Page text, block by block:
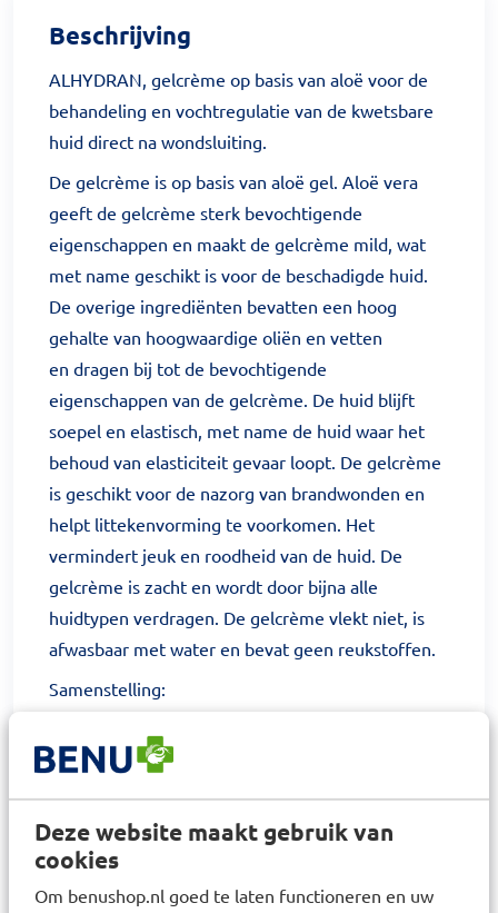
Deze website maakt gebruik van
cookies
Om benushop.nl goed te laten functioneren en uw
Beschrijving
ALHYDRAN, gelcrème op basis van aloë voor de
behandeling en vochtregulatie van de kwetsbare
huid direct na wondsluiting.
De gelcrème is op basis van aloë gel. Aloë vera
geeft de gelcrème sterk bevochtigende
eigenschappen en maakt de gelcrème mild, wat
met name geschikt is voor de beschadigde huid.
De overige ingrediënten bevatten een hoog
gehalte van hoogwaardige oliën en vetten
en dragen bij tot de bevochtigende
eigenschappen van de gelcrème. De huid blijft
soepel en elastisch, met name de huid waar het
behoud van elasticiteit gevaar loopt. De gelcrème
is geschikt voor de nazorg van brandwonden en
helpt littekenvorming te voorkomen. Het
vermindert jeuk en roodheid van de huid. De
gelcrème is zacht en wordt door bijna alle
huidtypen verdragen. De gelcrème vlekt niet, is
afwasbaar met water en bevat geen reukstoffen.
Samenstelling:
alcohol, Decyl Oleate, Polysorbaat 60, Sorbitan
Stereaat, Propyleen Glycol, Tocopheryl Acetaat
(Vitamine E Acetate), Acidum Ascorbicum
(Vitamine C), Jojoba olie, Diazolidinyl ureum,
Methylparabeen, Propylparabeen en Disodium
EDTA